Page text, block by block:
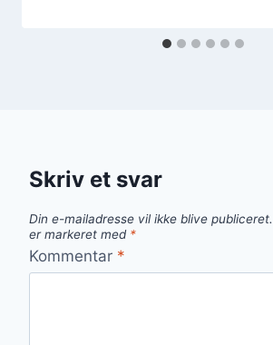
Skriv et svar
Din e-mailadresse vil ikke blive publiceret.
er markeret med *
Kommentar *